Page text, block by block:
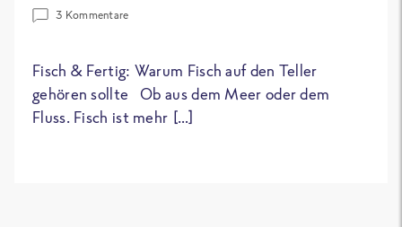
3 Kommentare
Fisch & Fertig: Warum Fisch auf den Teller
gehören sollte Ob aus dem Meer oder dem
Fluss. Fisch ist mehr […]